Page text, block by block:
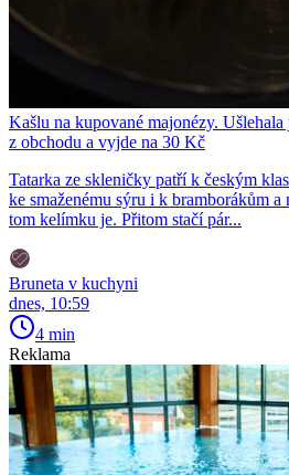
Kašlu na kupované majonézy.
z obchodu a vyjde na 30 Kč
Tatarka ze skleničky patří k českým
ke smaženému sýru i k bramborákům
tom kelímku je. Přitom stačí pár...
Bruneta v kuchyni
dnes, 10:59
4 min
Reklama